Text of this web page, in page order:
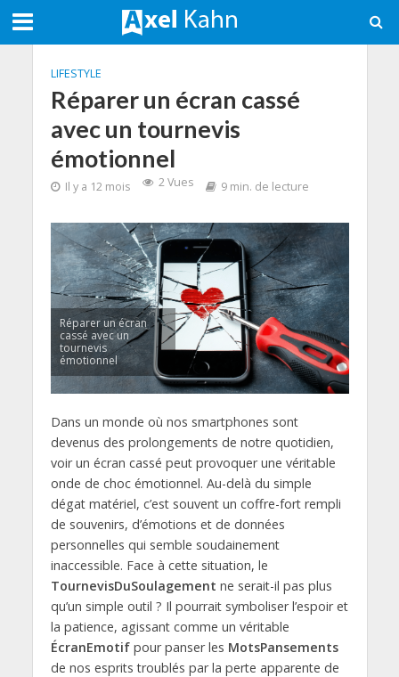
LIFESTYLE
Réparer un écran cassé
avec un tournevis
émotionnel
Il y a 12 mois 2 Vues 9 min. de lecture
Réparer un écran
cassé avec un
tournevis
émotionnel
Dans un monde où nos smartphones sont
devenus des prolongements de notre quotidien,
voir un écran cassé peut provoquer une véritable
onde de choc émotionnel. Au-delà du simple
dégat matériel, c’est souvent un coffre-fort rempli
de souvenirs, d’émotions et de données
personnelles qui semble soudainement
inaccessible. Face à cette situation, le
TournevisDuSoulagement ne serait-il pas plus
qu’un simple outil ? Il pourrait symboliser l’espoir et
la patience, agissant comme un véritable
ÉcranEmotifpour panser les MotsPansements
de nos esprits troublés par la perte apparente de